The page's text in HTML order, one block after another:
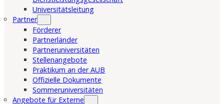
Universitätsleitung
Partner
Förderer
Partnerländer
Partneruniversitäten
Stellenangebote
Praktikum an der AUB
Offizielle Dokumente
Sommeruniversitäten
Angebote für Externe